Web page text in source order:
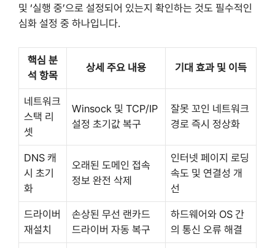
및 ‘실행 중’으로 설정되어 있는지 확인하는 것도 필수적인
심화 설정 중 하나입니다.
핵심 분
석 항목
상세 주요 내용 기대 효과 및 이득
네트워크
스택 리
셋
Winsock 및 TCP/IP
설정 초기값 복구
잘못 꼬인 네트워크
경로 즉시 정상화
DNS 캐
시 초기
화
오래된 도메인 접속
정보 완전 삭제
인터넷 페이지 로딩
속도 및 연결성 개
선
드라이버
재설치
손상된 무선 랜카드
드라이버 자동 복구
하드웨어와 OS 간
의 통신 오류 해결